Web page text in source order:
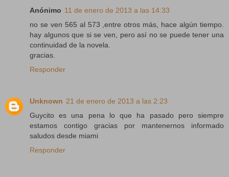
Anónimo 11 de enero de 2013 a las 14:33
no se ven 565 al 573 ,entre otros más, hace algún tiempo.
hay algunos que si se ven, pero así no se puede tener una
continuidad de la novela.
gracias.
Responder
Unknown 21 de enero de 2013 a las 2:23
Guycito es una pena lo que ha pasado pero siempre
estamos contigo gracias por mantenernos informado
saludos desde miami
Responder